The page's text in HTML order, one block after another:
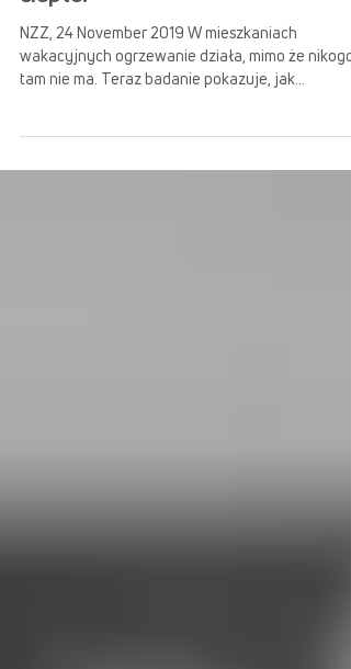
Zimne łóżka są zdecydowanie za
ciepłe.
NZZ, 24 November 2019 W mieszkaniach
tam nie ma. Teraz badanie pokazuje, jak